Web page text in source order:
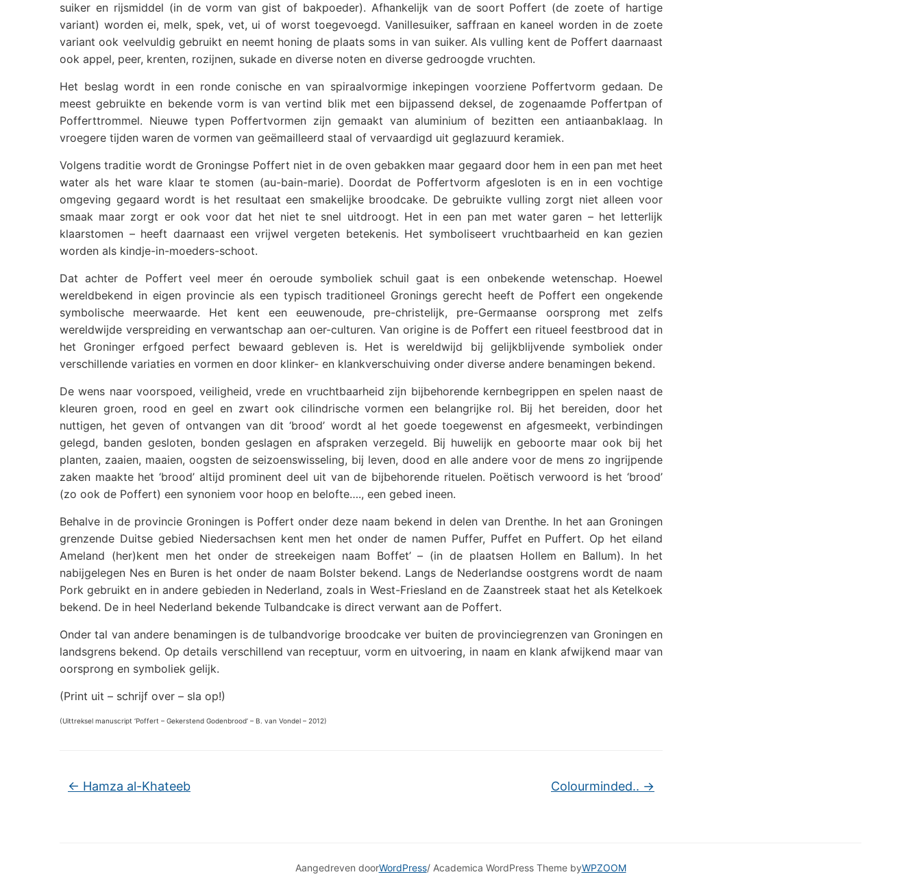
suiker en rijsmiddel (in de vorm van gist of bakpoeder). Afhankelijk van de soort Poffert (de zoete of hartige
variant) worden ei, melk, spek, vet, ui of worst toegevoegd. Vanillesuiker, saffraan en kaneel worden in de zoete
variant ook veelvuldig gebruikt en neemt honing de plaats soms in van suiker. Als vulling kent de Poffert daarnaast
ook appel, peer, krenten, rozijnen, sukade en diverse noten en diverse gedroogde vruchten.
Het beslag wordt in een ronde conische en van spiraalvormige inkepingen voorziene Poffertvorm gedaan. De
meest gebruikte en bekende vorm is van vertind blik met een bijpassend deksel, de zogenaamde Poffertpan of
Pofferttrommel. Nieuwe typen Poffertvormen zijn gemaakt van aluminium of bezitten een antiaanbaklaag. In
vroegere tijden waren de vormen van geëmailleerd staal of vervaardigd uit geglazuurd keramiek.
Volgens traditie wordt de Groningse Poffert niet in de oven gebakken maar gegaard door hem in een pan met heet
water als het ware klaar te stomen (au-bain-marie). Doordat de Poffertvorm afgesloten is en in een vochtige
omgeving gegaard wordt is het resultaat een smakelijke broodcake. De gebruikte vulling zorgt niet alleen voor
smaak maar zorgt er ook voor dat het niet te snel uitdroogt. Het in een pan met water garen – het letterlijk
klaarstomen – heeft daarnaast een vrijwel vergeten betekenis. Het symboliseert vruchtbaarheid en kan gezien
worden als kindje-in-moeders-schoot.
Dat achter de Poffert veel meer én oeroude symboliek schuil gaat is een onbekende wetenschap. Hoewel
wereldbekend in eigen provincie als een typisch traditioneel Gronings gerecht heeft de Poffert een ongekende
symbolische meerwaarde. Het kent een eeuwenoude, pre-christelijk, pre-Germaanse oorsprong met zelfs
wereldwijde verspreiding en verwantschap aan oer-culturen. Van origine is de Poffert een ritueel feestbrood dat in
het Groninger erfgoed perfect bewaard gebleven is. Het is wereldwijd bij gelijkblijvende symboliek onder
verschillende variaties en vormen en door klinker- en klankverschuiving onder diverse andere benamingen bekend.
De wens naar voorspoed, veiligheid, vrede en vruchtbaarheid zijn bijbehorende kernbegrippen en spelen naast de
kleuren groen, rood en geel en zwart ook cilindrische vormen een belangrijke rol. Bij het bereiden, door het
nuttigen, het geven of ontvangen van dit ‘brood’ wordt al het goede toegewenst en afgesmeekt, verbindingen
gelegd, banden gesloten, bonden geslagen en afspraken verzegeld. Bij huwelijk en geboorte maar ook bij het
planten, zaaien, maaien, oogsten de seizoenswisseling, bij leven, dood en alle andere voor de mens zo ingrijpende
zaken maakte het ‘brood’ altijd prominent deel uit van de bijbehorende rituelen. Poëtisch verwoord is het ‘brood’
(zo ook de Poffert) een synoniem voor hoop en belofte…., een gebed ineen.
Behalve in de provincie Groningen is Poffert onder deze naam bekend in delen van Drenthe. In het aan Groningen
grenzende Duitse gebied Niedersachsen kent men het onder de namen Puffer, Puffet en Puffert. Op het eiland
Ameland (her)kent men het onder de streekeigen naam Boffet’ – (in de plaatsen Hollem en Ballum). In het
nabijgelegen Nes en Buren is het onder de naam Bolster bekend. Langs de Nederlandse oostgrens wordt de naam
Pork gebruikt en in andere gebieden in Nederland, zoals in West-Friesland en de Zaanstreek staat het als Ketelkoek
bekend. De in heel Nederland bekende Tulbandcake is direct verwant aan de Poffert.
Onder tal van andere benamingen is de tulbandvorige broodcake ver buiten de provinciegrenzen van Groningen en
landsgrens bekend. Op details verschillend van receptuur, vorm en uitvoering, in naam en klank afwijkend maar van
oorsprong en symboliek gelijk.
(Print uit – schrijf over – sla op!)
(Uittreksel manuscript ‘Poffert – Gekerstend Godenbrood’ – B. van Vondel – 2012)
← Hamza al-Khateeb Colourminded.. →
Aangedreven doorWordPress/ Academica WordPress Theme byWPZOOM